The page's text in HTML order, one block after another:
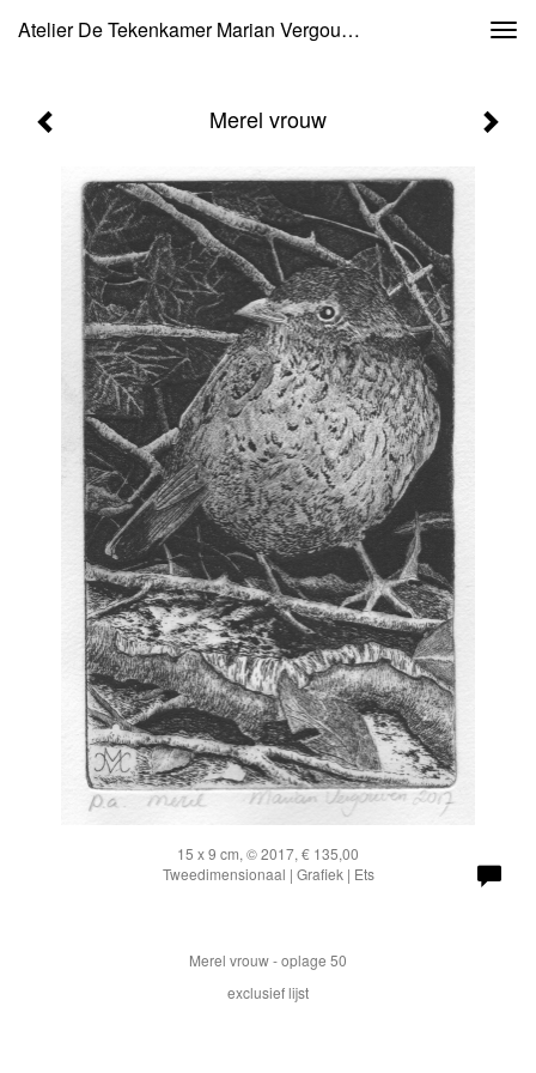
Atelier De Tekenkamer Marian Vergouwen - Merel Vrouw
Merel vrouw
15 x 9 cm, © 2017, € 135,00
Tweedimensionaal | Grafiek | Ets
Merel vrouw - oplage 50
exclusief lijst